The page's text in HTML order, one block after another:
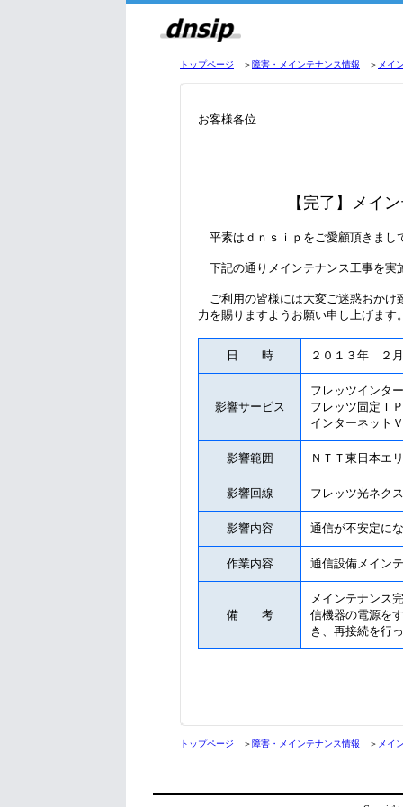
トップページ ＞障害・メインテナンス情報 ＞ メイ
お客様各位
【完了】 メイ
平素はｄｎｓｉｐをご愛顧頂きまし
下記の通りメインテナンス工事を実
ご利用の皆様には大変ご迷惑おかけ
力を賜りますようお願い申し上げます
日 時 ２０１３年 ２
影響サービス
フレッツインタ
フレッツ固定Ｉ
インターネット
影響範囲 ＮＴＴ東日本
影響回線 フレッツ光ネク
影響内容 通信が不安定に
作業内容 通信設備メイン
備 考
メインテナンス
信機器の電源を
き、再接続を行
トップページ ＞障害・メインテナンス情報 ＞ メイ